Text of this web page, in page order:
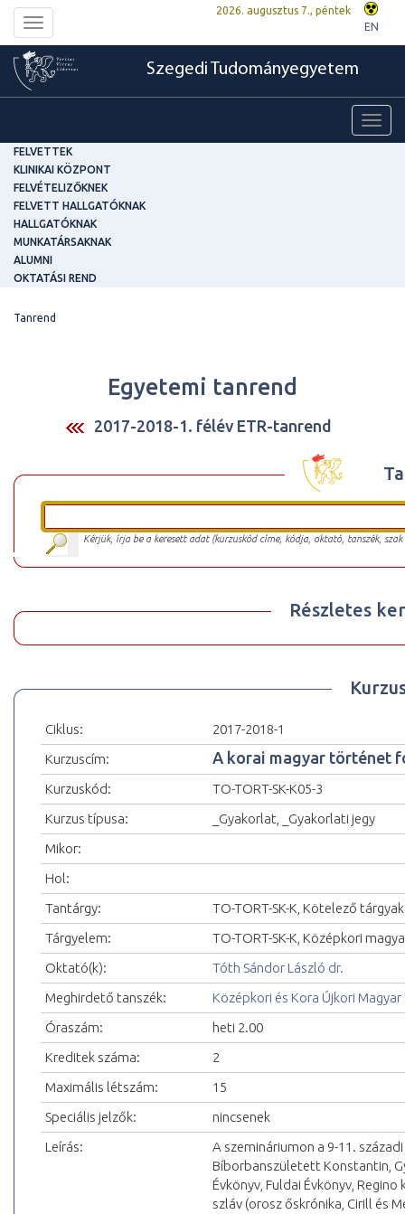
Toggle
navigation
2026. augusztus 7., péntek
EN
Szegedi Tudományegyetem
FELVETTEK
KLINIKAI KÖZPONT
FELVÉTELIZŐKNEK
FELVETT HALLGATÓKNAK
HALLGATÓKNAK
MUNKATÁRSAKNAK
ALUMNI
OKTATÁSI REND
Tanrend
Egyetemi tanrend
2017-2018-1. félév ETR-tanrend
Kérjük, írja be a keresett adat (kurzuskód címe, kódja, oktató, tanszék,
Részletes
Ciklus:
2017-2018-1
Kurzuscím:
A korai magyar történet
Kurzuskód:
TO-TORT-SK-K05-3
Kurzus típusa:
_Gyakorlat, _Gyakorlati jegy
Mikor:
Hol:
Tantárgy:
TO-TORT-SK-K, Kötelező tárgyak
Tárgyelem:
TO-TORT-SK-K, Középkori
Oktató(k):
Tóth Sándor László dr.
Meghirdető tanszék:
Középkori és Kora Újkori
Óraszám:
heti 2.00
Kreditek száma:
2
Maximális létszám:
15
Speciális jelzők:
nincsenek
Leírás:
A szemináriumon a 9-11.
Bíborbanszületett Konstantin,
Évkönyv, Fuldai Évkönyv,
szláv (orosz őskrónika, Cirill és